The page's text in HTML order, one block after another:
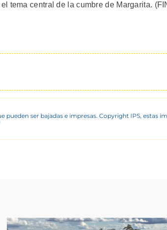
tema central de la cumbre de Margarita.
pueden ser bajadas e impresas. Copyright IPS, estas